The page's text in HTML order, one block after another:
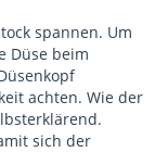
spannen. Um
Düse beim
achten. Wie der
sich der